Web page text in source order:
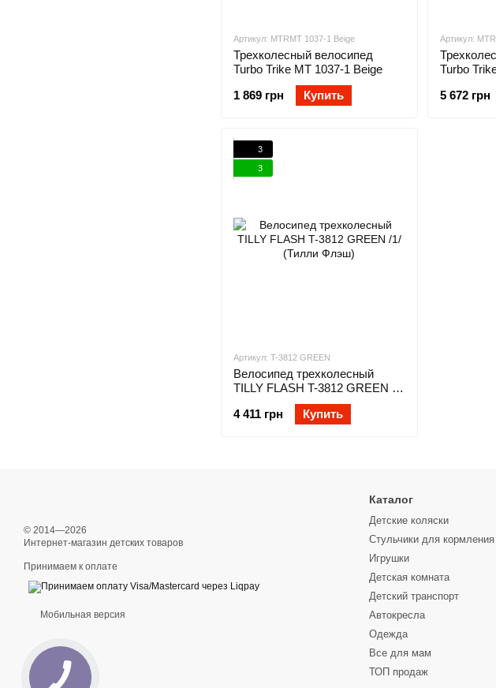
Артикул: MTRMT 1037-1 Beige
Трехколесный велосипед
Turbo Trike MT 1037-1 Beige
1 869 грн
Купить
Артикул:
Turbo
5 672 грн
3
3
Артикул: T-3812 GREEN
Велосипед трехколесный
TILLY FLASH T-3812 GREEN /1/
(Тилли Флэш)
4 411 грн
Купить
© 2014—2026
Интернет-магазин детских товаров
Принимаем к оплате
Мобильная версия
Каталог
Детские коляски
Стульчики для кормления
Игрушки
Детская комната
Детский транспорт
Автокресла
Одежда
Все для мам
ТОП продаж